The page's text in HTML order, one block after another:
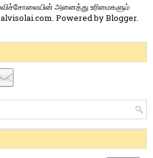
அனைத்து உரிமைகளும்
Powered byBlogger.